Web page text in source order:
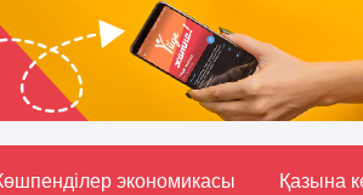
экономикасы Қазына